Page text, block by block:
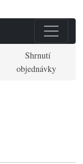
Shrnutí
objednávky